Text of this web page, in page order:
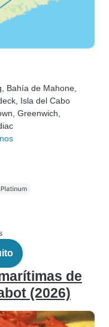
, Bahía de Mahone
, Isla del Cabo
, Greenwich
de
(2026)